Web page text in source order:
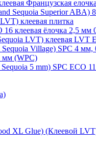
Французская елочка
Sequoia Superior ABA)
клеевая плитка
клеевая ёлочка 2,5 мм
LVT) клеевая LVT
Village) SPC 4 мм,
мм (WPC)
5 mm) SPC ECO
XL Glue) (Клеевой